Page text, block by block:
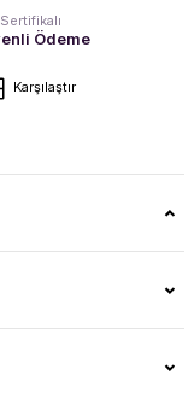
Ödeme
Karşılaştır